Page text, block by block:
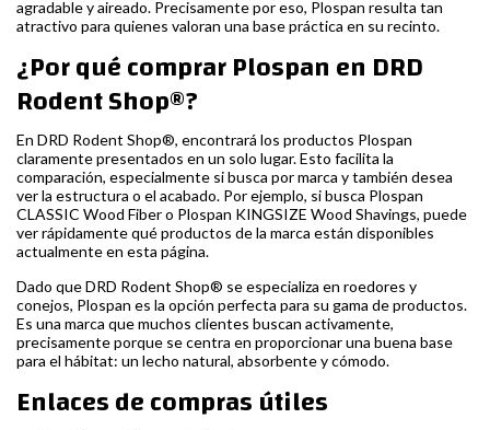
agradable y aireado. Precisamente por eso, Plospan resulta tan
atractivo para quienes valoran una base práctica en su recinto.
¿Por qué comprar Plospan en DRD
Rodent Shop®?
En DRD Rodent Shop®, encontrará los productos Plospan
claramente presentados en un solo lugar. Esto facilita la
comparación, especialmente si busca por marca y también desea
ver la estructura o el acabado. Por ejemplo, si busca Plospan
CLASSIC Wood Fiber o Plospan KINGSIZE Wood Shavings, puede
ver rápidamente qué productos de la marca están disponibles
actualmente en esta página.
Dado que DRD Rodent Shop® se especializa en roedores y
conejos, Plospan es la opción perfecta para su gama de productos.
Es una marca que muchos clientes buscan activamente,
precisamente porque se centra en proporcionar una buena base
para el hábitat: un lecho natural, absorbente y cómodo.
Enlaces de compras útiles